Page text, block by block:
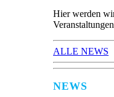
Hier werden
ALLE NEWS
NEWS